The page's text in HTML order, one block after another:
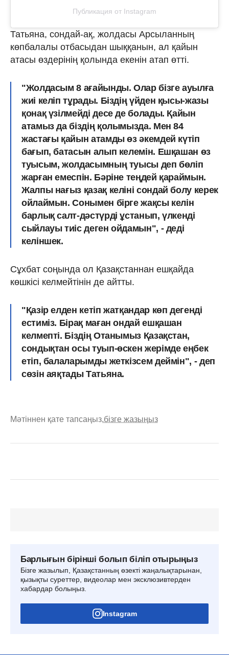
Публикация от Instagram
Татьяна, сондай-ақ, жолдасы Арсыланның
көпбалалы отбасыдан шыққанын, ал қайын
атасы өздерінің қолында екенін атап өтті.
"Жолдасым 8 ағайынды. Олар бізге ауылға
жиі келіп тұрады. Біздің үйден қысы-жазы
қонақ үзілмейді десе де болады. Қайын
атамыз да біздің қолымызда. Мен 84
жастағы қайын атамды өз әкемдей күтіп
бағып, батасын алып келемін. Ешқашан өз
туысым, жолдасымның туысы деп бөліп
жарған емеспін. Бәріне теңдей қараймын.
Жалпы нағыз қазақ келіні сондай болу керек
ойлаймын. Сонымен бірге жақсы келін
барлық салт-дәстүрді ұстанып, үлкенді
сыйлауы тиіс деген ойдамын", - деді
келіншек.
Сұхбат соңында ол Қазақстаннан ешқайда
көшкісі келмейтінін де айтты.
"Қазір елден кетіп жатқандар көп дегенді
естиміз. Бірақ маған ондай ешқашан
келмепті. Біздің Отанымыз Қазақстан,
сондықтан осы туып-өскен жерімде еңбек
етіп, балаларымды жеткізсем деймін", - деп
сөзін аяқтады Татьяна.
Мәтіннен қате тапсаңыз,бізге жазыңыз
Барлығын бірінші болып біліп отырыңыз
Бізге жазылып, Қазақстанның өзекті жаңалықтарынан,
қызықты суреттер, видеолар мен эксклюзивтерден
хабардар болыңыз.
Instagram